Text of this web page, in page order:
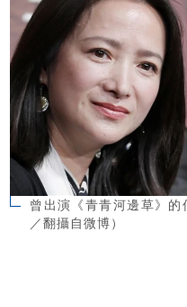
曾出演《青青河邊草》
／翻攝自微博）